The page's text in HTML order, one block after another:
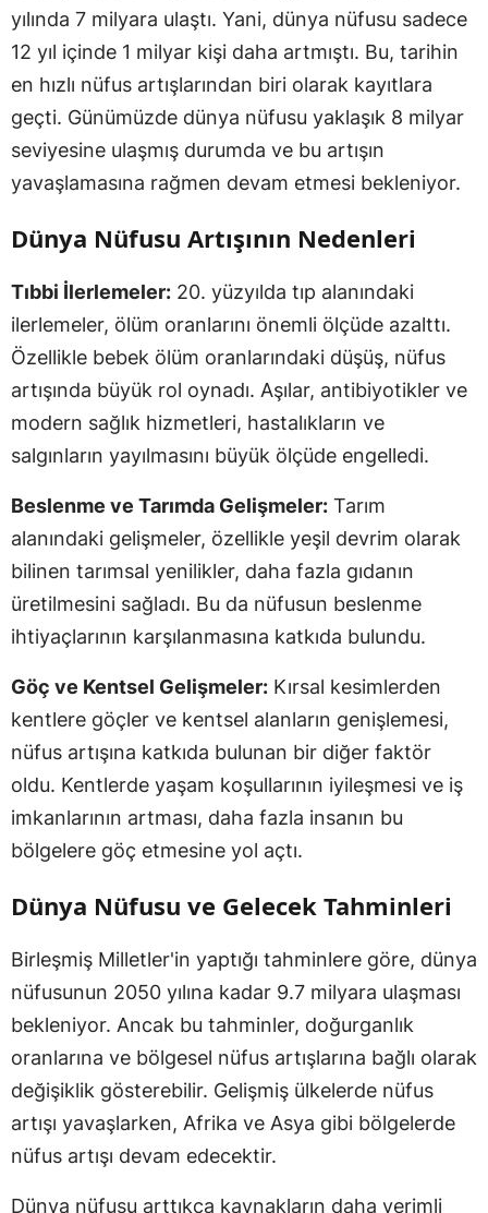
yılında 7 milyara ulaştı. Yani, dünya nüfusu sadece
12 yıl içinde 1 milyar kişi daha artmıştı. Bu, tarihin
en hızlı nüfus artışlarından biri olarak kayıtlara
geçti. Günümüzde dünya nüfusu yaklaşık 8 milyar
seviyesine ulaşmış durumda ve bu artışın
yavaşlamasına rağmen devam etmesi bekleniyor.
Dünya Nüfusu Artışının Nedenleri
Tıbbi İlerlemeler: 20. yüzyılda tıp alanındaki
ilerlemeler, ölüm oranlarını önemli ölçüde azalttı.
Özellikle bebek ölüm oranlarındaki düşüş, nüfus
artışında büyük rol oynadı. Aşılar, antibiyotikler ve
modern sağlık hizmetleri, hastalıkların ve
salgınların yayılmasını büyük ölçüde engelledi.
Beslenme ve Tarımda Gelişmeler: Tarım
alanındaki gelişmeler, özellikle yeşil devrim olarak
bilinen tarımsal yenilikler, daha fazla gıdanın
üretilmesini sağladı. Bu da nüfusun beslenme
ihtiyaçlarının karşılanmasına katkıda bulundu.
Göç ve Kentsel Gelişmeler: Kırsal kesimlerden
kentlere göçler ve kentsel alanların genişlemesi,
nüfus artışına katkıda bulunan bir diğer faktör
oldu. Kentlerde yaşam koşullarının iyileşmesi ve iş
imkanlarının artması, daha fazla insanın bu
bölgelere göç etmesine yol açtı.
Dünya Nüfusu ve Gelecek Tahminleri
Birleşmiş Milletler'in yaptığı tahminlere göre, dünya
nüfusunun 2050 yılına kadar 9.7 milyara ulaşması
bekleniyor. Ancak bu tahminler, doğurganlık
oranlarına ve bölgesel nüfus artışlarına bağlı olarak
değişiklik gösterebilir. Gelişmiş ülkelerde nüfus
artışı yavaşlarken, Afrika ve Asya gibi bölgelerde
nüfus artışı devam edecektir.
Dünya nüfusu arttıkça kaynakların daha verimli